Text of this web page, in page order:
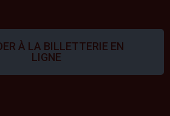
À LA BILLETTERIE EN
LIGNE